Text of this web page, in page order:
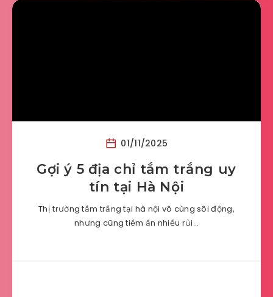
01/11/2025
Gợi ý 5 địa chỉ tắm trắng uy
tín tại Hà Nội
Thị trường tắm trắng tại hà nội vô cùng sôi động,
nhưng cũng tiềm ẩn nhiều rủi…